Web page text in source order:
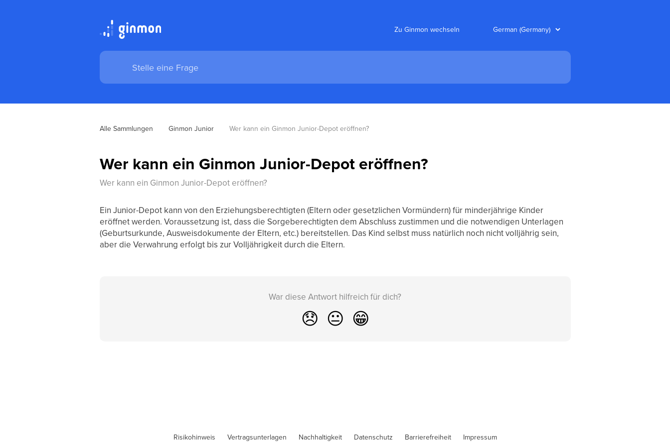
Zu Ginmon wechseln
Alle Sammlungen Ginmon Junior Wer kann ein Ginmon Junior-Depot eröffnen?
Wer kann ein Ginmon Junior-Depot eröffnen?
Wer kann ein Ginmon Junior-Depot eröffnen?
Ein Junior-Depot kann von den Erziehungsberechtigten (Eltern oder gesetzlichen Vormündern) für minderjährige Kinder
eröffnet werden. Voraussetzung ist, dass die Sorgeberechtigten dem Abschluss zustimmen und die notwendigen Unterlagen
(Geburtsurkunde, Ausweisdokumente der Eltern, etc.) bereitstellen. Das Kind selbst muss natürlich noch nicht volljährig sein,
aber die Verwahrung erfolgt bis zur Volljährigkeit durch die Eltern.
War diese Antwort hilfreich für dich?
😞 😐 😁
Risikohinweis Vertragsunterlagen Nachhaltigkeit Datenschutz Barrierefreiheit Impressum